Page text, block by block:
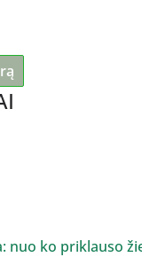
nuo ko priklauso